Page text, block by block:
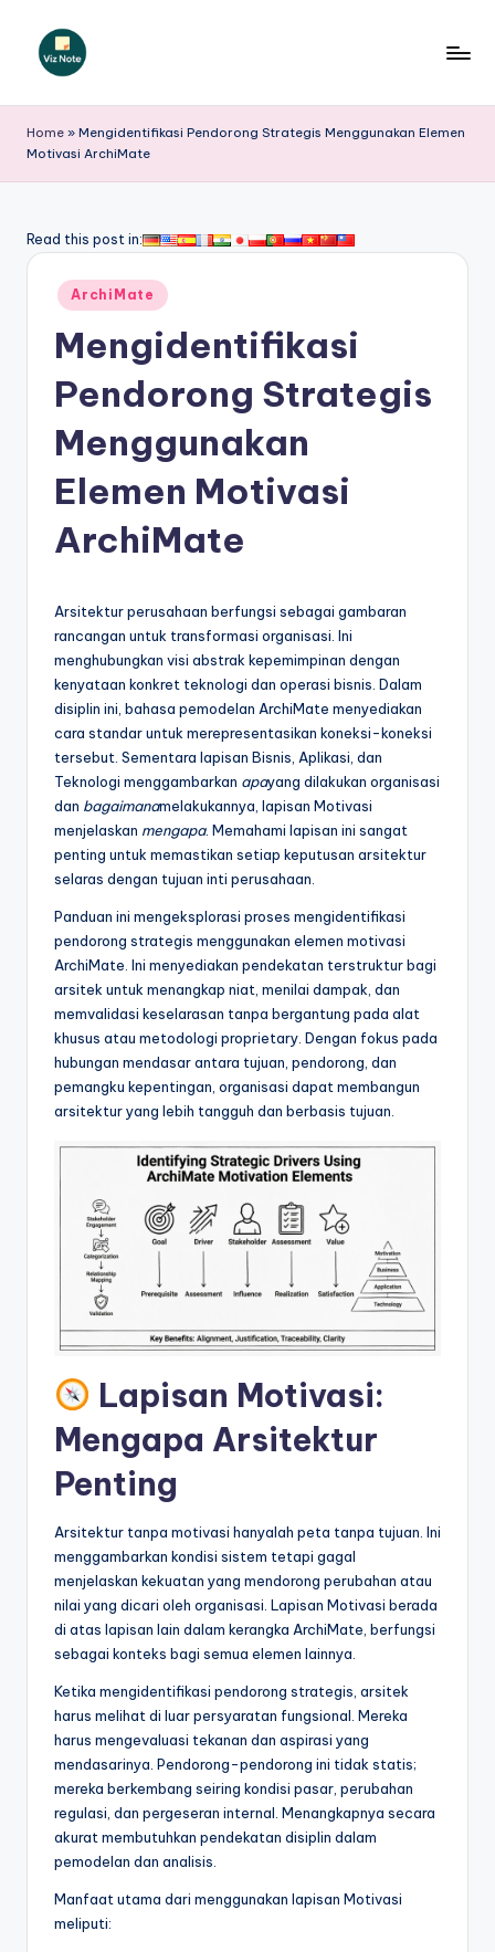
iz
N
t
A
si
&
S
o
w
U
p
d
Home » Mengidentifikasi Pendorong Strategis Menggunakan Elemen
Motivasi ArchiMate
Read this post in:
Posted
in
ArchiMate
Mengidentifikasi
Pendorong Strategis
Menggunakan
Elemen Motivasi
ArchiMate
Arsitektur perusahaan berfungsi sebagai gambaran
rancangan untuk transformasi organisasi. Ini
menghubungkan visi abstrak kepemimpinan dengan
kenyataan konkret teknologi dan operasi bisnis. Dalam
disiplin ini, bahasa pemodelan ArchiMate menyediakan
cara standar untuk merepresentasikan koneksi-koneksi
tersebut. Sementara lapisan Bisnis, Aplikasi, dan
Teknologi menggambarkan apayang dilakukan organisasi
dan bagaimanamelakukannya, lapisan Motivasi
menjelaskan mengapa. Memahami lapisan ini sangat
penting untuk memastikan setiap keputusan arsitektur
selaras dengan tujuan inti perusahaan.
Panduan ini mengeksplorasi proses mengidentifikasi
pendorong strategis menggunakan elemen motivasi
ArchiMate. Ini menyediakan pendekatan terstruktur bagi
arsitek untuk menangkap niat, menilai dampak, dan
memvalidasi keselarasan tanpa bergantung pada alat
khusus atau metodologi proprietary. Dengan fokus pada
hubungan mendasar antara tujuan, pendorong, dan
pemangku kepentingan, organisasi dapat membangun
arsitektur yang lebih tangguh dan berbasis tujuan.
Lapisan Motivasi:
Mengapa Arsitektur
Penting
Arsitektur tanpa motivasi hanyalah peta tanpa tujuan. Ini
menggambarkan kondisi sistem tetapi gagal
menjelaskan kekuatan yang mendorong perubahan atau
nilai yang dicari oleh organisasi. Lapisan Motivasi berada
di atas lapisan lain dalam kerangka ArchiMate, berfungsi
sebagai konteks bagi semua elemen lainnya.
Ketika mengidentifikasi pendorong strategis, arsitek
harus melihat di luar persyaratan fungsional. Mereka
harus mengevaluasi tekanan dan aspirasi yang
mendasarinya. Pendorong-pendorong ini tidak statis;
mereka berkembang seiring kondisi pasar, perubahan
regulasi, dan pergeseran internal. Menangkapnya secara
akurat membutuhkan pendekatan disiplin dalam
pemodelan dan analisis.
Manfaat utama dari menggunakan lapisan Motivasi
meliputi: